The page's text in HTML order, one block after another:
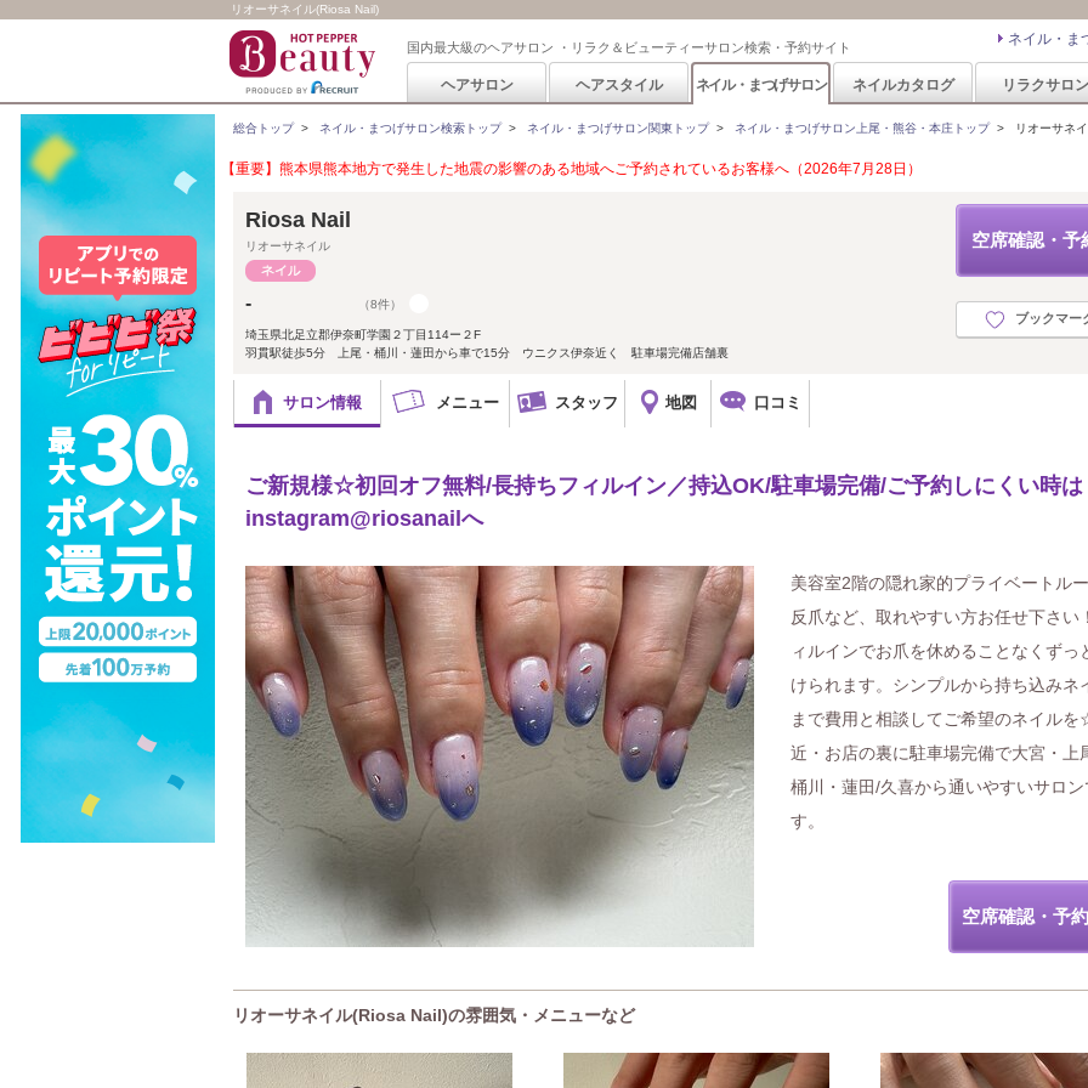
リオーサネイル(Riosa Nail)
国内最大級のヘアサロン ・リラク＆ビューティーサロン検索・予約サイト ネイル・ま
ヘアサロン ヘアスタイル ネイル・まつげサロン ネイルカタログ リラクサロン
総合トップ> ネイル・まつげサロン検索トップ> ネイル・まつげサロン関東トップ> ネイル・まつげサロン上尾・熊谷・本庄トップ> リオーサネ
【重要】熊本県熊本地方で発生した地震の影響のある地域へご予約されているお客様へ（2026年7月28日）
空席確認・予
ブックマー
Riosa Nail
リオーサネイル
- （8件）
埼玉県北足立郡伊奈町学園２丁目114ー２F
羽貫駅徒歩5分 上尾・桶川・蓮田から車で15分 ウニクス伊奈近く 駐車場完備店舗裏
サロン情報 メニュー スタッフ 地図 口コミ
ご新規様☆初回オフ無料/長持ちフィルイン／持込OK/駐車場完備/ご予約しにくい時は
instagram@riosanailへ
美容室2階の隠れ家的プライベートル
反爪など、取れやすい方お任せ下さい
ィルインでお爪を休めることなくずっ
けられます。シンプルから持ち込みネ
まで費用と相談してご希望のネイル
近・お店の裏に駐車場完備で大宮・上
桶川・蓮田/久喜から通いやすいサロン
す。
空席確認・予
リオーサネイル(Riosa Nail)の雰囲気・メニューなど